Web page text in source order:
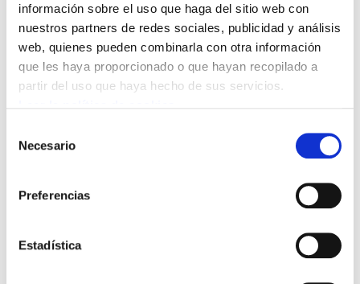
información sobre el uso que haga del sitio web con
nuestros partners de redes sociales, publicidad y análisis
web, quienes pueden combinarla con otra información
que les haya proporcionado o que hayan recopilado a
partir del uso que haya hecho de sus servicios.
Necesario
Preferencias
Estadística
ELA lleva meses trabajando e interpelando al
Ayuntamiento para que solucione la situación
de la plantilla que ha empeorado desde que el
Servicio de Ayuda a Domicilio de Leioa está en
CASTELLÓN: No abona los salarios a tiempo y
cuando por fin los abona, las cantidades no son
correctas, no facilita la información necesaria a
respeta la bolsa de trabajo. Las trabajadoras se
han movilizado para que el servicio quede en